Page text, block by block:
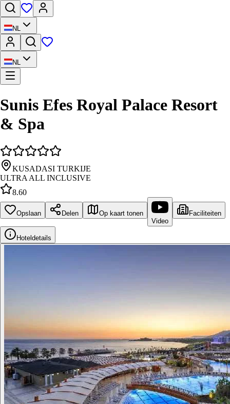
NL
NL
Sunis Efes Royal Palace Resort
& Spa
KUSADASI TURKIJE
ULTRA ALL INCLUSIVE
8.60
Opslaan Delen
Op kaart tonen
Video
Faciliteiten
Hoteldetails